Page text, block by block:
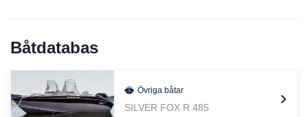
Båtdatabas
Övriga båtar
SILVER FOX R 485